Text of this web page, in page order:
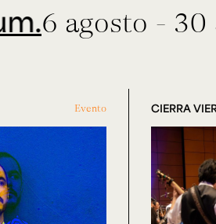
- 30
Evento CIERRA